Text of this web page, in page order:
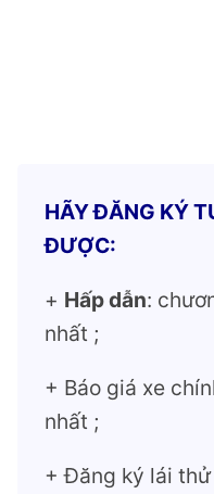
HÃY ĐĂNG KÝ
ĐƯỢC:
+ Hấp dẫn:
nhất ;
+ Báo giá xe
nhất ;
+ Đăng ký lái